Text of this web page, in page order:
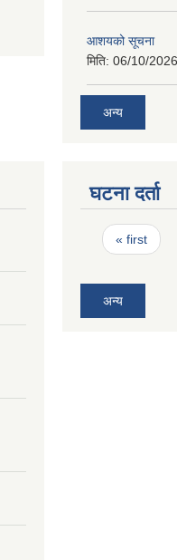
आशयको सूचना
मिति: 06/10/
अन्य
घटना दर्ता
Pages
« first
अन्य